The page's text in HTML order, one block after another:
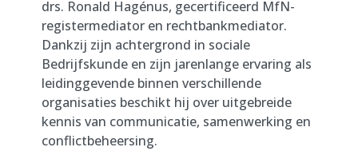
drs. Ronald Hagénus, gecertificeerd MfN-
registermediator en rechtbankmediator.
Dankzij zijn achtergrond in sociale
Bedrijfskunde en zijn jarenlange ervaring als
leidinggevende binnen verschillende
organisaties beschikt hij over uitgebreide
kennis van communicatie, samenwerking en
conflictbeheersing.